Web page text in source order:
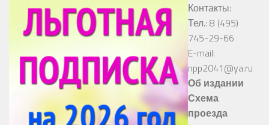
Контакты:
Тел.: 8 (495)
745-29-66
E-mail:
npp2041@ya.ru
Об издании
Схема
проезда